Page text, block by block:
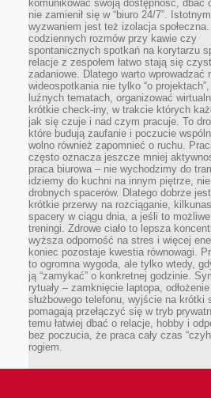
komunikować swoją dostępność, dbać
nie zamienił się w “biuro 24/7”. Istotnym
wyzwaniem jest też izolacja
codziennych rozmów przy kawie czy
spontanicznych spotkań na korytarzu
relacje z zespołem łatwo stają się
zadaniowe. Dlatego warto wprowadzać
wideospotkania nie tylko “o
luźnych tematach, organizować
krótkie check-iny, w trakcie których
jak się czuje i nad czym pracuje. To
które budują zaufanie i poczucie
wolno również zapomnieć o ruchu.
często oznacza jeszcze mniej
praca biurowa – nie wychodzimy do
idziemy do kuchni na innym piętrze,
drobnych spacerów. Dlatego dobrze
krótkie przerwy na rozciąganie,
spacery w ciągu dnia, a jeśli to
treningi. Zdrowe ciało to lepsza
wyższa odporność na stres i więcej
koniec pozostaje kwestia równowagi.
to ogromna wygoda, ale tylko wtedy,
ją “zamykać” o konkretnej godzinie.
rytuały – zamknięcie laptopa, odłożenie
służbowego telefonu, wyjście na krótki
pomagają przełączyć się w tryb
temu łatwiej dbać o relacje, hobby i
bez poczucia, że praca cały czas
rogiem.